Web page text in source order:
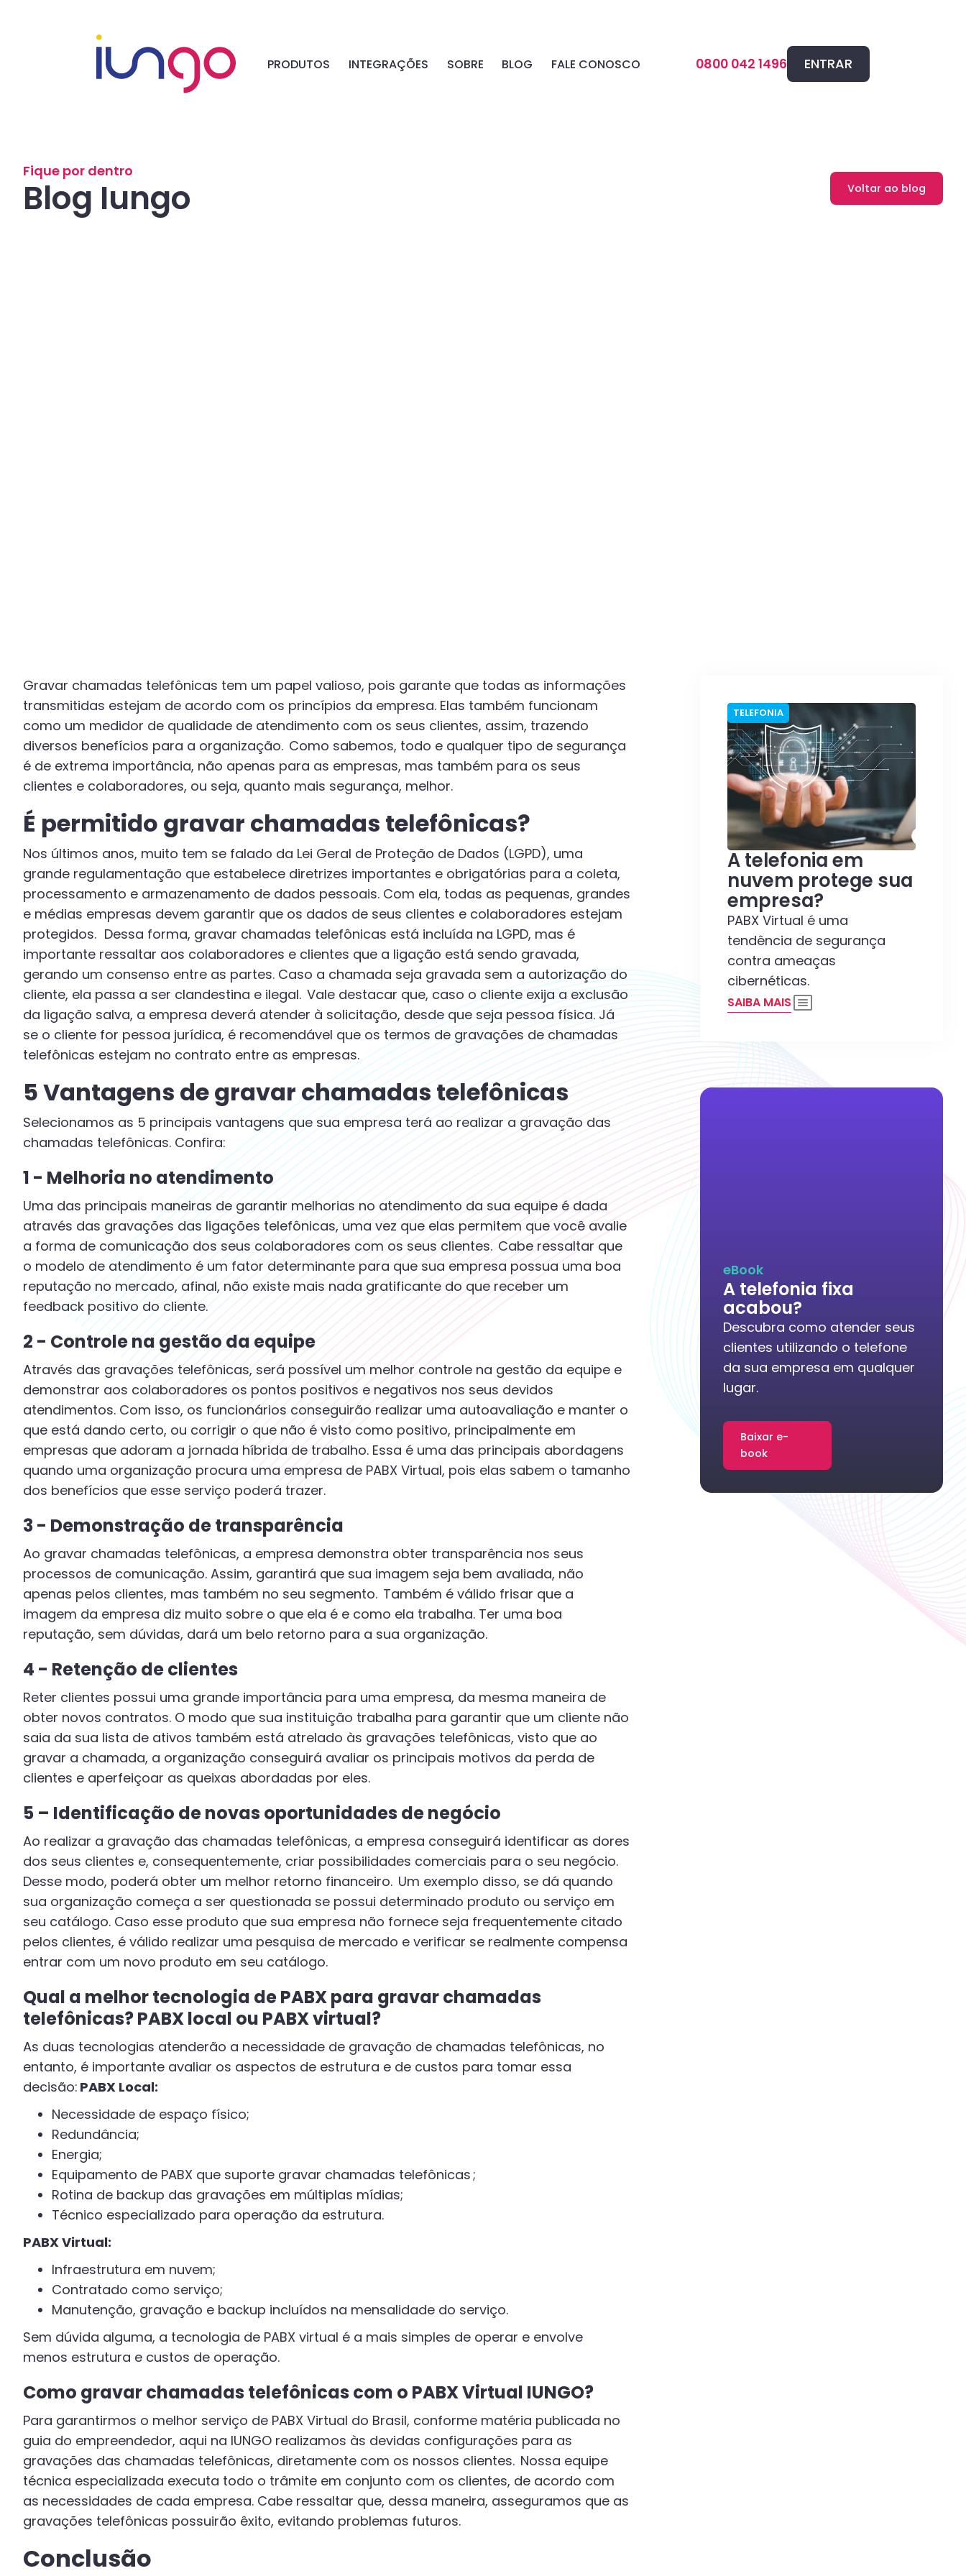
PRODUTOS INTEGRAÇÕES SOBRE BLOG FALE CONOSCO 0800 042 1496 ENTRAR
Fique por dentro
Blog Iungo Voltar ao blog
Gravar chamadas telefônicas tem um papel valioso, pois garante que todas as informações
transmitidas estejam de acordo com os princípios da empresa. Elas também funcionam
como um medidor de qualidade de atendimento com os seus clientes, assim, trazendo
diversos benefícios para a organização. Como sabemos, todo e qualquer tipo de segurança
é de extrema importância, não apenas para as empresas, mas também para os seus
clientes e colaboradores, ou seja, quanto mais segurança, melhor.
É permitido gravar chamadas telefônicas?
Nos últimos anos, muito tem se falado da Lei Geral de Proteção de Dados (LGPD), uma
grande regulamentação que estabelece diretrizes importantes e obrigatórias para a coleta,
processamento e armazenamento de dados pessoais. Com ela, todas as pequenas, grandes
e médias empresas devem garantir que os dados de seus clientes e colaboradores estejam
protegidos. Dessa forma, gravar chamadas telefônicas está incluída na LGPD, mas é
importante ressaltar aos colaboradores e clientes que a ligação está sendo gravada,
gerando um consenso entre as partes. Caso a chamada seja gravada sem a autorização do
cliente, ela passa a ser clandestina e ilegal. Vale destacar que, caso o cliente exija a exclusão
da ligação salva, a empresa deverá atender à solicitação, desde que seja pessoa física. Já
se o cliente for pessoa jurídica, é recomendável que os termos de gravações de chamadas
telefônicas estejam no contrato entre as empresas.
5 Vantagens de gravar chamadas telefônicas
Selecionamos as 5 principais vantagens que sua empresa terá ao realizar a gravação das
chamadas telefônicas. Confira:
1 - Melhoria no atendimento
Uma das principais maneiras de garantir melhorias no atendimento da sua equipe é dada
através das gravações das ligações telefônicas, uma vez que elas permitem que você avalie
a forma de comunicação dos seus colaboradores com os seus clientes. Cabe ressaltar que
o modelo de atendimento é um fator determinante para que sua empresa possua uma boa
reputação no mercado, afinal, não existe mais nada gratificante do que receber um
feedback positivo do cliente.
2 - Controle na gestão da equipe
Através das gravações telefônicas, será possível um melhor controle na gestão da equipe e
demonstrar aos colaboradores os pontos positivos e negativos nos seus devidos
atendimentos. Com isso, os funcionários conseguirão realizar uma autoavaliação e manter o
que está dando certo, ou corrigir o que não é visto como positivo, principalmente em
empresas que adoram a jornada híbrida de trabalho. Essa é uma das principais abordagens
quando uma organização procura uma empresa de PABX Virtual, pois elas sabem o tamanho
dos benefícios que esse serviço poderá trazer.
3 - Demonstração de transparência
Ao gravar chamadas telefônicas, a empresa demonstra obter transparência nos seus
processos de comunicação. Assim, garantirá que sua imagem seja bem avaliada, não
apenas pelos clientes, mas também no seu segmento. Também é válido frisar que a
imagem da empresa diz muito sobre o que ela é e como ela trabalha. Ter uma boa
reputação, sem dúvidas, dará um belo retorno para a sua organização.
4 - Retenção de clientes
Reter clientes possui uma grande importância para uma empresa, da mesma maneira de
obter novos contratos. O modo que sua instituição trabalha para garantir que um cliente não
saia da sua lista de ativos também está atrelado às gravações telefônicas, visto que ao
gravar a chamada, a organização conseguirá avaliar os principais motivos da perda de
clientes e aperfeiçoar as queixas abordadas por eles.
5 – Identificação de novas oportunidades de negócio
Ao realizar a gravação das chamadas telefônicas, a empresa conseguirá identificar as dores
dos seus clientes e, consequentemente, criar possibilidades comerciais para o seu negócio.
Desse modo, poderá obter um melhor retorno financeiro. Um exemplo disso, se dá quando
sua organização começa a ser questionada se possui determinado produto ou serviço em
seu catálogo. Caso esse produto que sua empresa não fornece seja frequentemente citado
pelos clientes, é válido realizar uma pesquisa de mercado e verificar se realmente compensa
entrar com um novo produto em seu catálogo.
Qual a melhor tecnologia de PABX para gravar chamadas
telefônicas? PABX local ou PABX virtual?
As duas tecnologias atenderão a necessidade de gravação de chamadas telefônicas, no
entanto, é importante avaliar os aspectos de estrutura e de custos para tomar essa
decisão: PABX Local:
Necessidade de espaço físico;
Redundância;
Energia;
Equipamento de PABX que suporte gravar chamadas telefônicas ;
Rotina de backup das gravações em múltiplas mídias;
Técnico especializado para operação da estrutura.
PABX Virtual:
Infraestrutura em nuvem;
Contratado como serviço;
Manutenção, gravação e backup incluídos na mensalidade do serviço.
Sem dúvida alguma, a tecnologia de PABX virtual é a mais simples de operar e envolve
menos estrutura e custos de operação.
Como gravar chamadas telefônicas com o PABX Virtual IUNGO?
Para garantirmos o melhor serviço de PABX Virtual do Brasil, conforme matéria publicada no
guia do empreendedor, aqui na IUNGO realizamos às devidas configurações para as
gravações das chamadas telefônicas, diretamente com os nossos clientes. Nossa equipe
técnica especializada executa todo o trâmite em conjunto com os clientes, de acordo com
as necessidades de cada empresa. Cabe ressaltar que, dessa maneira, asseguramos que as
gravações telefônicas possuirão êxito, evitando problemas futuros.
Conclusão
TELEFONIA
A telefonia em
nuvem protege sua
empresa?
PABX Virtual é uma
tendência de segurança
contra ameaças
cibernéticas.
SAIBA MAIS
eBook
A telefonia fixa
acabou?
Descubra como atender seus
clientes utilizando o telefone
da sua empresa em qualquer
lugar.
Baixar e-
book